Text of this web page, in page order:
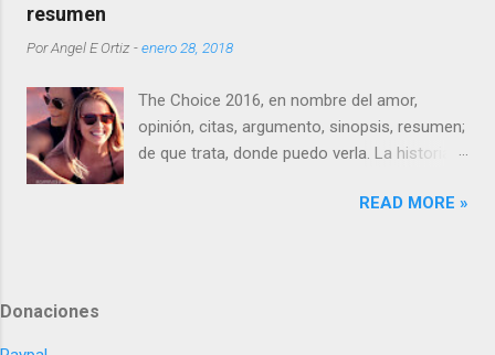
resumen
PorAngel E Ortiz -enero 28, 2018
The Choice 2016, en nombre del amor,
opinión, citas, argumento, sinopsis, resumen;
de que trata, donde puedo verla. La historia
de Nicholas Sparks, con el mismo nombre,
READ MORE »
Donaciones